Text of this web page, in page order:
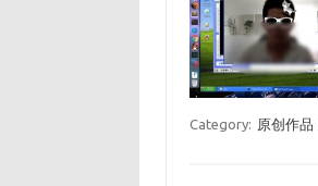
Category: 原创作品